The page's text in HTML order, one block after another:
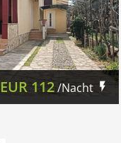
EUR 112/Nacht